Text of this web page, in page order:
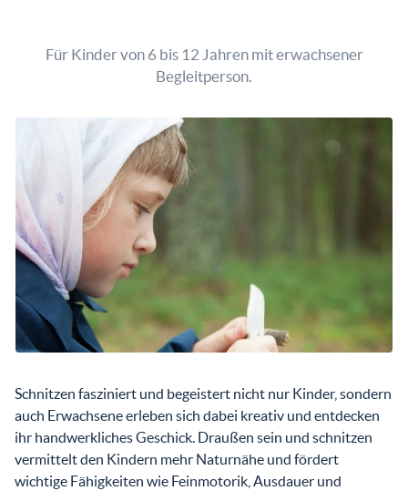
Für Kinder von 6 bis 12 Jahren mit erwachsener
Begleitperson.
Schnitzen fasziniert und begeistert nicht nur Kinder, sondern
auch Erwachsene erleben sich dabei kreativ und entdecken
ihr handwerkliches Geschick. Draußen sein und schnitzen
vermittelt den Kindern mehr Naturnähe und fördert
wichtige Fähigkeiten wie Feinmotorik, Ausdauer und